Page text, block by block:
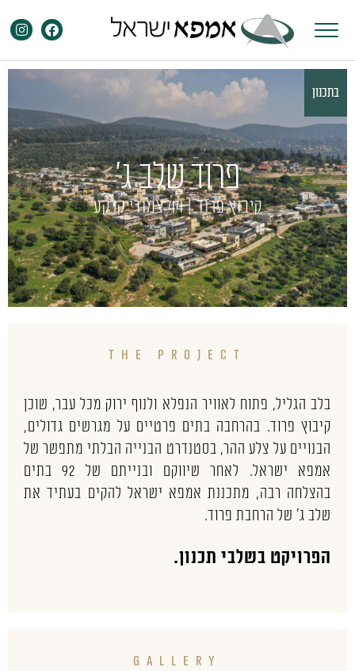
פרוד שלב ג'
קיבוץ פרוד | 44 צמודי קרקע
בתכנון
THE PROJECT
בלב הגליל, פתוח לאוויר הנפלא ולנוף ירוק מכל עבר, שוכן
קיבוץ פרוד. בהרחבה בתים פרטיים על מגרשים גדולים,
הבנויים על צלע ההר, בסטנדרט הבנייה הבלתי מתפשר של
אמפא ישראל. לאחר שיווקם ובנייתם של 92 בתים
בהצלחה רבה, מתכננת אמפא ישראל להקים בעתיד את
שלב ג' של הרחבת פרוד.
הפרויקט בשלבי תכנון.
GALLERY